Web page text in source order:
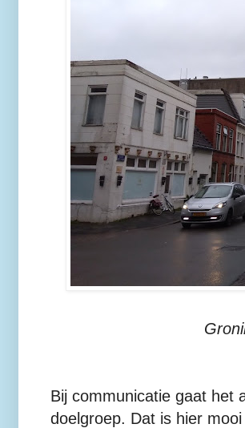
Bij communicatie gaat het
doelgroep. Dat is hier